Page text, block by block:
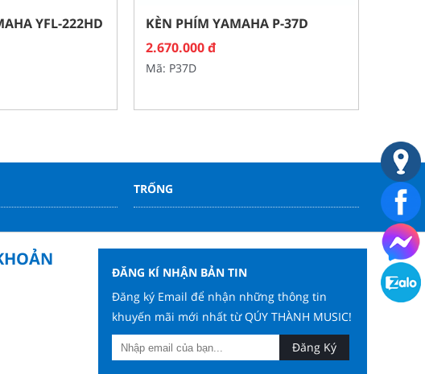
ĐÀN ORGAN YAMAHA
Liên hệ
ĐÀN PIANO ĐIỆN
YFL-222HD
KÈN PHÍM YAMAHA P-37D
2.670.000 đ
Mã: P37D
TRỐNG
ĐĂNG KÍ NHẬN BẢN TIN
Đăng ký Email để nhận những thông tin
khuyến mãi mới nhất từ QÚY THÀNH MUSIC!
Đăng Ký